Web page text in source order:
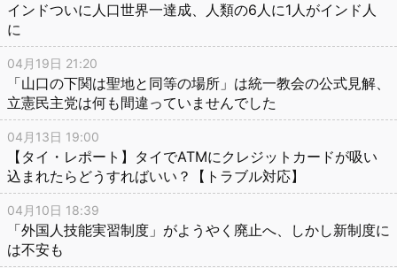
インドついに人口世界一達成、人類の6人に1人がインド人
に
04月19日 21:20
「山口の下関は聖地と同等の場所」は統一教会の公式見解、
立憲民主党は何も間違っていませんでした
04月13日 19:00
【タイ・レポート】タイでATMにクレジットカードが吸い
込まれたらどうすればいい？【トラブル対応】
04月10日 18:39
「外国人技能実習制度」がようやく廃止へ、しかし新制度に
は不安も